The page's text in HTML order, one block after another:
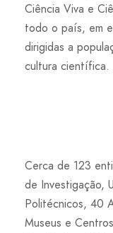
Ciência Viva e
todo o país, em
dirigidas a
cultura científica.
Cerca de 123
de Investigação,
Politécnicos, 40
Museus e